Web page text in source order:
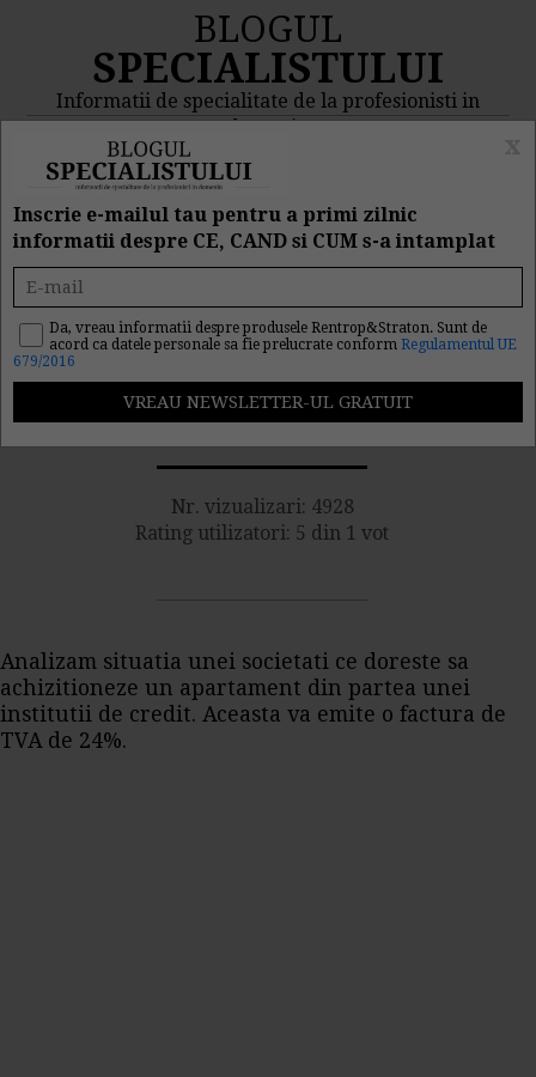
BLOGUL
SPECIALISTULUI
Informatii de specialitate de la profesionisti in
domeniu
MENIU
Regimul TVA si al
amortizarii pentru
achizitionarea unui
imobil pe firma
Nr. vizualizari: 4928
Rating utilizatori: 5 din 1 vot
Analizam situatia unei societati ce doreste sa
achizitioneze un apartament din partea unei
institutii de credit. Aceasta va emite o factura de
TVA de 24%.
Inscrie e-mailul tau pentru a primi zilnic
informatii despre CE, CAND si CUM s-a intamplat
Da, vreau informatii despre produsele Rentrop&Straton. Sunt de
acord ca datele personale sa fie prelucrate conform Regulamentul UE
679/2016